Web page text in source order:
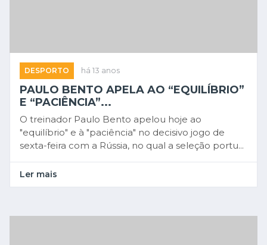
DESPORTO há 13 anos
PAULO BENTO APELA AO “EQUILÍBRIO”
E “PACIÊNCIA”...
O treinador Paulo Bento apelou hoje ao
"equilíbrio" e à "paciência" no decisivo jogo de
sexta-feira com a Rússia, no qual a seleção portu...
Ler mais